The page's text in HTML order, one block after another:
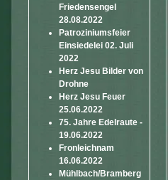
Friedensengel
28.08.2022
Patroziniumsfeier
Einsiedelei 02. Juli
2022
Herz Jesu Bilder von
Drohne
Herz Jesu Feuer
25.06.2022
75. Jahre Edelraute -
19.06.2022
Fronleichnam
16.06.2022
Mühlbach/Bramberg